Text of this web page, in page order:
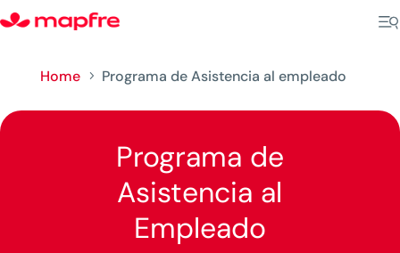
Home 5 Programa de Asistencia al empleado
Programa de
Asistencia al
Empleado